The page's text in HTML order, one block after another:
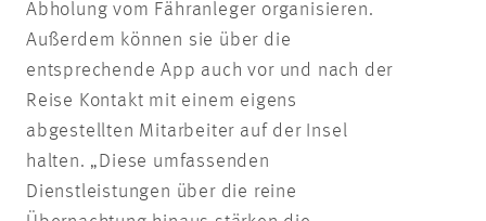
Abholung vom Fähranleger organisieren.
Außerdem können sie über die
entsprechende App auch vor und nach der
Reise Kontakt mit einem eigens
abgestellten Mitarbeiter auf der Insel
halten. „Diese umfassenden
Dienstleistungen über die reine